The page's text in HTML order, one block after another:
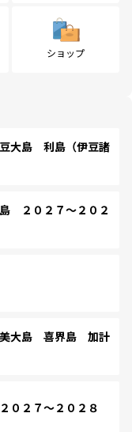
ショップ
大島 利島（伊豆諸
２０２７～２０２
大島 喜界島 加計
２７～２０２８